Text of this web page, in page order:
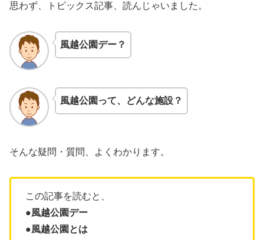
思わず、トピックス記事、読んじゃいました。
風越公園デー？
風越公園って、どんな施設？
そんな疑問・質問、よくわかります。
この記事を読むと、
●風越公園デー
●風越公園 とは